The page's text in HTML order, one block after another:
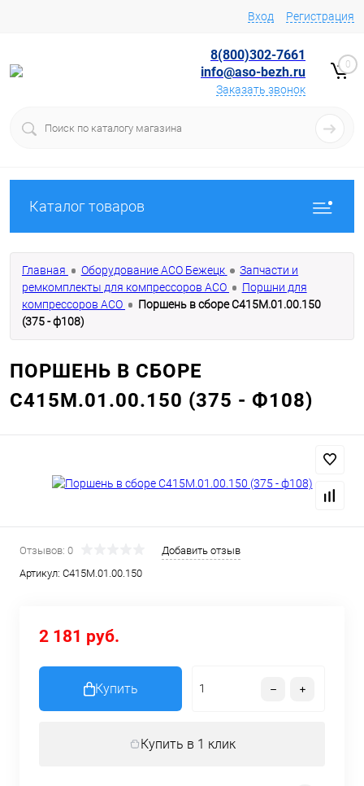
Вход Регистрация
8(800)302-7661
info@aso-bezh.ru
Заказать звонок
0
Каталог товаров
Главная Оборудование АСО Бежецк
Запчасти и
ремкомплекты для компрессоров АСО
Поршни для
компрессоров АСО
Поршень в сборе С415М.01.00.150
(375 - ф108)
ПОРШЕНЬ В СБОРЕ
С415М.01.00.150 (375 - Ф108)
Отзывов: 0
Добавить отзыв
Артикул: С415М.01.00.150
2 181 руб.
Купить
Купить в 1 клик